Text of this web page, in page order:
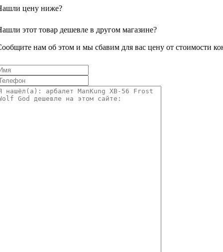
цену ниже?
этот товар дешевле в другом магазине?
нам об этом и мы сбавим для вас цену от стоимости